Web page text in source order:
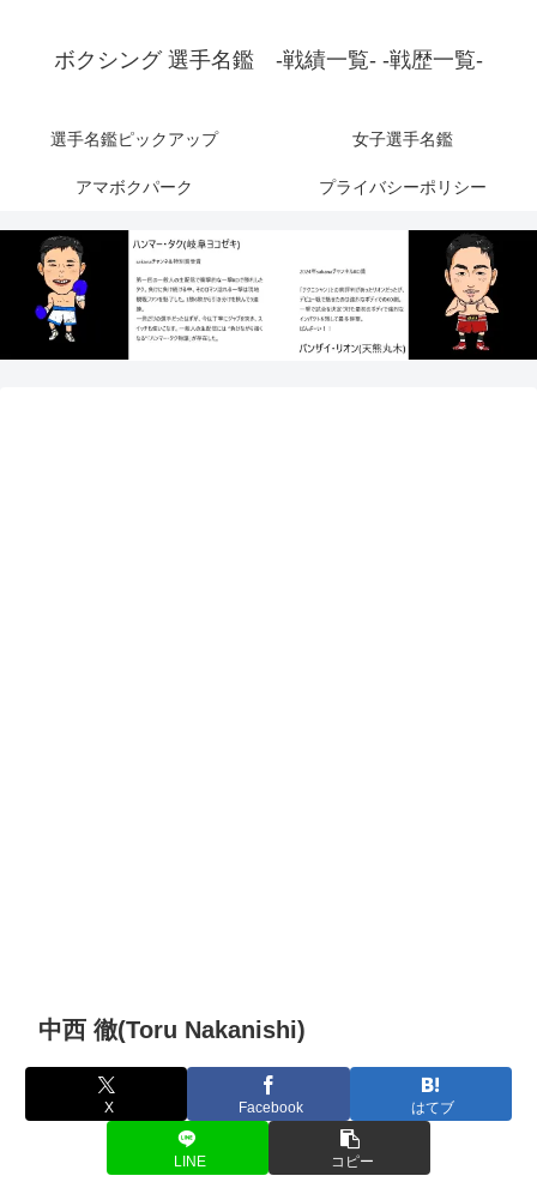
ボクシング 選手名鑑 -戦績一覧- -戦歴一覧-
選手名鑑ピックアップ 女子選手名鑑
アマボクパーク プライバシーポリシー
中西 徹(Toru Nakanishi)
X Facebook はてブ
LINE コピー